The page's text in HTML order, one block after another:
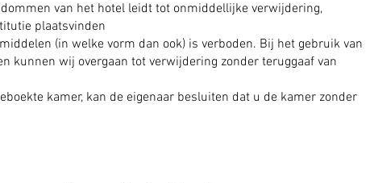
van het hotel leidt tot onmiddellijke verwijdering,
plaatsvinden
(in welke vorm dan ook) is verboden. Bij het gebruik van
kunnen wij overgaan tot verwijdering zonder teruggaaf van
kamer, kan de eigenaar besluiten dat u de kamer zonder